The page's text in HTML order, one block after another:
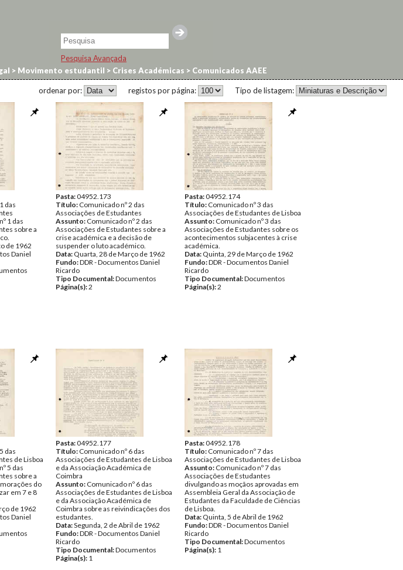
Pesquisa Avançada
> Movimento estudantil > Crises Académicas > Comunicados AAEE
Tipo de listagem:
registos por página:
ordenar por:
das
1 das
sobre a
de 1962
Daniel
Pasta:04952.173
Título: Comunicado nº 2 das
Associações de Estudantes
Assunto: Comunicado nº 2 das
Associações de Estudantes sobre a
crise académica e a decisão de
suspender o luto académico.
Data: Quarta, 28 de Março de 1962
Fundo:DDR - Documentos Daniel
Ricardo
Tipo Documental:Documentos
Página(s):2
Pasta:04952.174
Título: Comunicado nº 3 das
Associações de Estudantes de Lisboa
Assunto: Comunicado nº 3 das
Associações de Estudantes sobre os
acontecimentos subjacentes à crise
académica.
Data: Quinta, 29 de Março de 1962
Fundo:DDR - Documentos Daniel
Ricardo
Tipo Documental:Documentos
Página(s):2
das
de Lisboa
5 das
sobre a
do
em 7 e 8
de 1962
Daniel
Pasta:04952.177
Título: Comunicado nº 6 das
Associações de Estudantes de Lisboa
e da Associação Académica de
Coimbra
Assunto: Comunicado nº 6 das
Associações de Estudantes de Lisboa
e da Associação Académica de
Coimbra sobre as reivindicações dos
estudantes.
Data:Segunda, 2 de Abril de 1962
Fundo:DDR - Documentos Daniel
Ricardo
Tipo Documental:Documentos
Página(s): 1
Pasta:04952.178
Título: Comunicado nº 7 das
Associações de Estudantes de Lisboa
Assunto: Comunicado nº 7 das
Associações de Estudantes
divulgando as moçãos aprovadas em
Assembleia Geral da Associação de
Estudantes da Faculdade de Ciências
de Lisboa.
Data: Quinta, 5 de Abril de 1962
Fundo:DDR - Documentos Daniel
Ricardo
Tipo Documental:Documentos
Página(s): 1